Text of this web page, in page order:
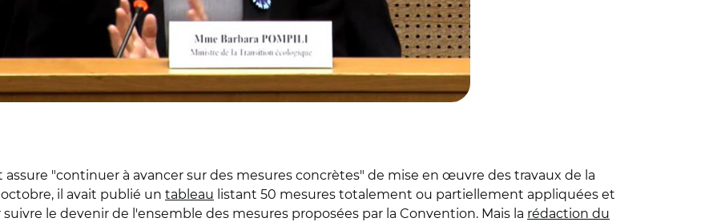
"continuer à avancer sur des mesures concrètes" de mise en œuvre des travaux de la
il avait publié un tableau listant 50 mesures totalement ou partiellement appliquées et
le devenir de l'ensemble des mesures proposées par la Convention. Mais la rédaction du